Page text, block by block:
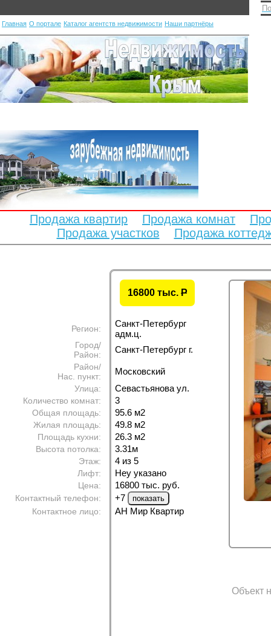
Главная О портале Каталог агентств недвижимости Наши партнёры
Продажа квартир Продажа комнат
Продажа участков
Продажа
16800 тыс. P
Регион:
Санкт-Петербург
адм.ц.
Город/
Район:
Санкт-Петербург г.
Район/
Нас. пункт:
Московский
Улица: Севастьянова ул.
Количество комнат: 3
Общая площадь: 95.6 м2
Жилая площадь: 49.8 м2
Площадь кухни: 26.3 м2
Высота потолка: 3.31м
Этаж: 4 из 5
Лифт: Неу указано
Цена: 16800 тыс. руб.
Контактный телефон: +7
Контактное лицо: АН Мир Квартир
Объект